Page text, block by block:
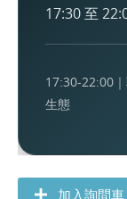
17:30 至
17:30-22:00
生態
加入詢問車